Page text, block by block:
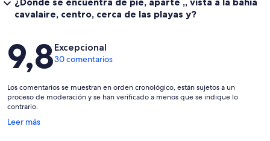
cavalaire, centro, cerca de las playas y?
Comentarios
9,8Excepcional
30 comentarios
Los comentarios se muestran en orden cronológico, están sujetos a un
proceso de moderación y se han verificado a menos que se indique lo
contrario.
Leer más
Se